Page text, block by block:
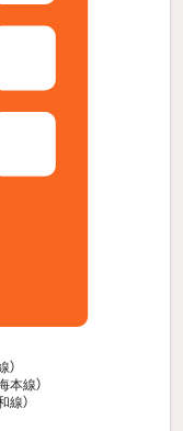
）
本線）
線）